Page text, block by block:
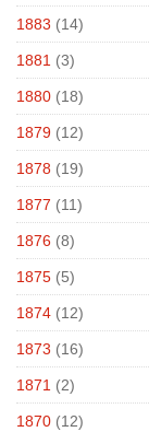
1883 (14)
1881 (3)
1880 (18)
1879 (12)
1878 (19)
1877 (11)
1876 (8)
1875 (5)
1874 (12)
1873 (16)
1871 (2)
1870 (12)